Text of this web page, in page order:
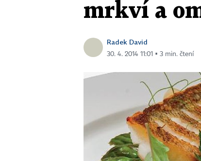
mrkví a
Radek David
30. 4. 2014 11:01 ▪ 3 min. čtení